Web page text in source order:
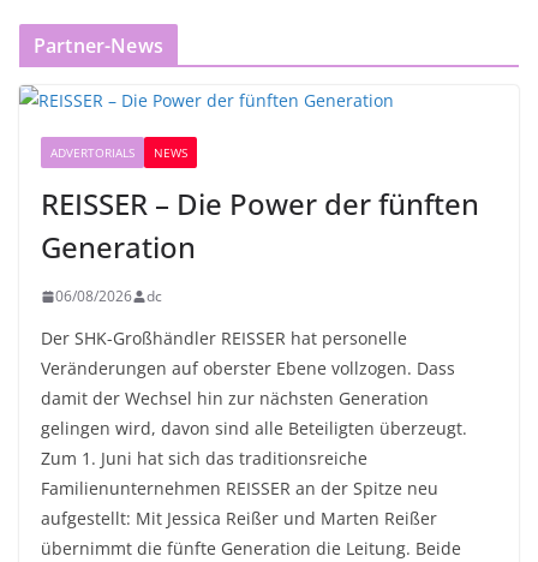
Partner-News
ADVERTORIALS NEWS
REISSER – Die Power der fünften
Generation
06/08/2026 dc
Der SHK-Großhändler REISSER hat personelle
Veränderungen auf oberster Ebene vollzogen. Dass
damit der Wechsel hin zur nächsten Generation
gelingen wird, davon sind alle Beteiligten überzeugt.
Zum 1. Juni hat sich das traditionsreiche
Familienunternehmen REISSER an der Spitze neu
aufgestellt: Mit Jessica Reißer und Marten Reißer
übernimmt die fünfte Generation die Leitung. Beide